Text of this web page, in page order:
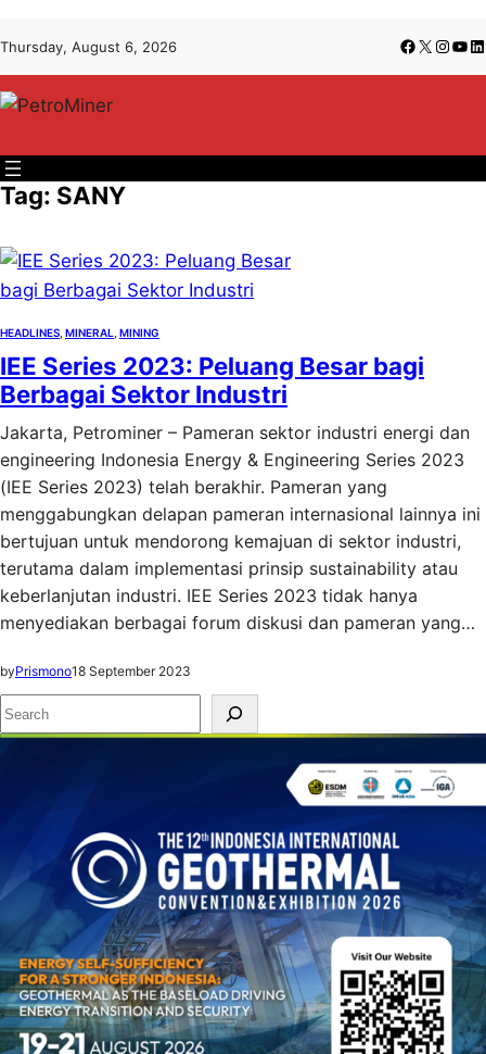
konten
content
Thursday, August 6, 2026 Facebook
X
Tag: SANY
HEADLINES MINERAL MINING
IEE Series 2023: Peluang Besar bagi
Berbagai Sektor Industri
Jakarta, Petrominer – Pameran sektor industri energi dan
engineering Indonesia Energy & Engineering Series 2023
(IEE Series 2023) telah berakhir. Pameran yang
menggabungkan delapan pameran internasional lainnya ini
bertujuan untuk mendorong kemajuan di sektor industri,
terutama dalam implementasi prinsip sustainability atau
keberlanjutan industri. IEE Series 2023 tidak hanya
menyediakan berbagai forum diskusi dan pameran yang…
byPrismono18 September 2023
S
e